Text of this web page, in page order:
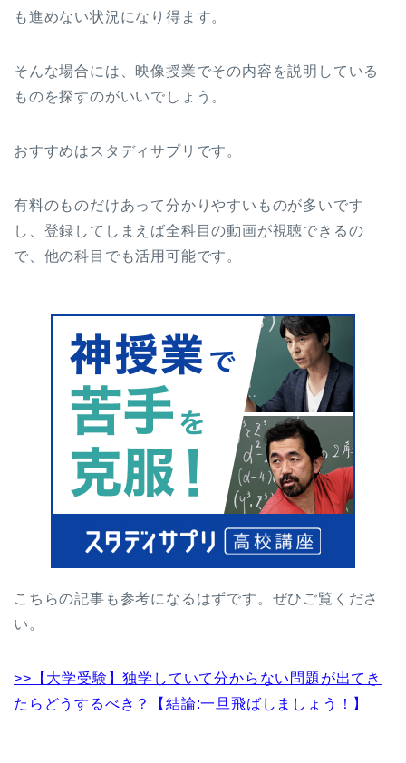
も進めない状況になり得ます。
そんな場合には、映像授業でその内容を説明している
ものを探すのがいいでしょう。
おすすめはスタディサプリです。
有料のものだけあって分かりやすいものが多いです
し、登録してしまえば全科目の動画が視聴できるの
で、他の科目でも活用可能です。
こちらの記事も参考になるはずです。ぜひご覧くださ
い。
>>【大学受験】独学していて分からない問題が出てき
たらどうするべき？【結論:一旦飛ばしましょう！】